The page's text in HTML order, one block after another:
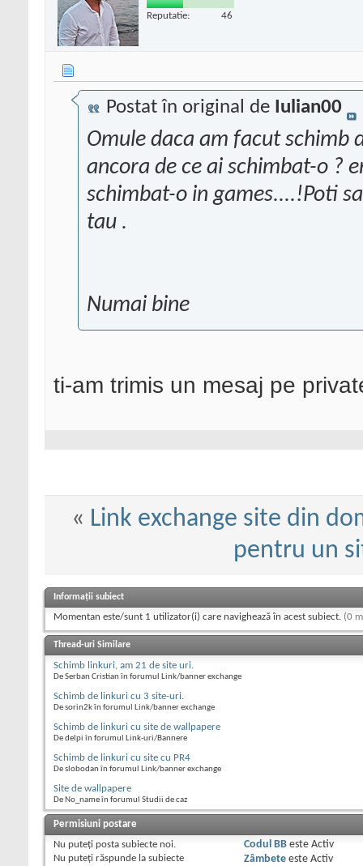
Reputatie: 46
Postat în original de Iulian00
Omule daca am facut schimb
ancora de ce ai schimbat-o ?
schimbat-o in games....!Poti
tau .
Numai bine
ti-am trimis un mesaj pe
« Link exchange site din
pentru un
Informații subiect
Momentan este/sunt 1 utilizator(i) care navighează în acest subiect. (0
Thread-uri Similare
Schimb linkuri, am 21 de site uri.
De Serban Cristian în forumul Link/banner exchange
Schimb de linkuri cu 3 site-uri.
De sorin2k în forumul Link/banner exchange
Schimb de linkuri cu site de wallpapere
De delpi în forumul Link-uri/Bannere
Schimb de linkuri cu site cu PR4
De slobodan în forumul Link/banner exchange
Site de wallpapere
De No_name în forumul Studii de caz
Permisiuni postare
Nu puteţi posta subiecte noi.
Nu puteţi răspunde la subiecte
Codul BBeste Activ
Zâmbeteeste Activ